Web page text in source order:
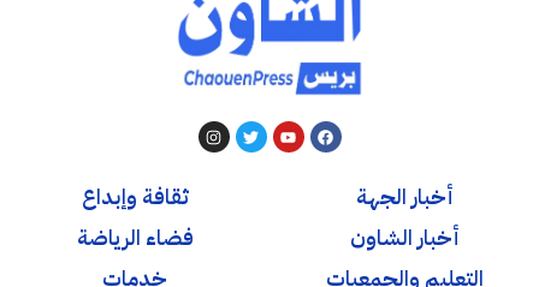
أخبار الجهة
أخبار الشاون
التعليم والجمعيات
ثقافة وإبداع
فضاء الرياضة
خدمات